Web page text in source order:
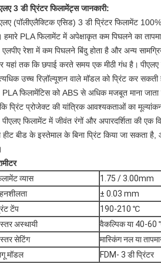
3 डी प्रिंटर फिलामेंट्स जानकारी:
(पॉलीएलैक्टिक एसिड) 3 डी प्रिंटर फिलामेंट
हमारे PLA फिलामेंट में अपेक्षाकृत कम पिघलने का
रेशा में कम पिघलने बिंदु होता है और अन्य
यहां तक ​​कि छपाई करते समय एक मीठी गंध है।
उच्च रिज़ॉल्यूशन वाले मॉडल को प्रिंट कर
फिलामेंटिस को ABS से अधिक मजबूत माना
प्रिंट प्रोजेक्ट की यांत्रिक आवश्यकताओं का
फिलामेंट में जीवंत रंगों और अपारदर्शिता की एक
हीट बीड के इस्तेमाल के बिना प्रिंट किया जा सकता
व्यास
1.75 / 3.00mm
± 0.03 mm
टेंप
190-210 ℃
अस्थायी
वैकल्पिक या 40-60
सेटिंग
मास्किंग नल या
मॉडल
FDM- 3 डी प्रिंटर